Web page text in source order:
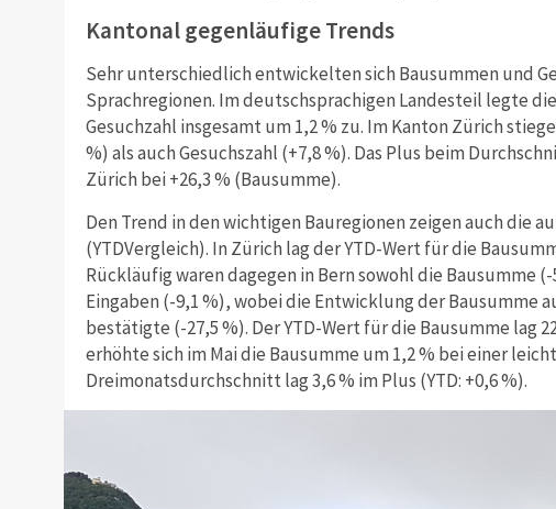
Kantonal gegenläufige Trends
Sehr unterschiedlich entwickelten sich Bausummen und
Sprachregionen. Im deutschsprachigen Landesteil legte
Gesuchzahl insgesamt um 1,2 % zu. Im Kanton Zürich
%) als auch Gesuchszahl (+7,8 %). Das Plus beim
Zürich bei +26,3 % (Bausumme).
Den Trend in den wichtigen Bauregionen zeigen auch die
(YTDVergleich). In Zürich lag der YTD-Wert für die
Rückläufig waren dagegen in Bern sowohl die Bausumme
Eingaben (-9,1 %), wobei die Entwicklung der Bausumme
bestätigte (-27,5 %). Der YTD-Wert für die Bausumme lag
erhöhte sich im Mai die Bausumme um 1,2 % bei einer
Dreimonatsdurchschnitt lag 3,6 % im Plus (YTD: +0,6 %).